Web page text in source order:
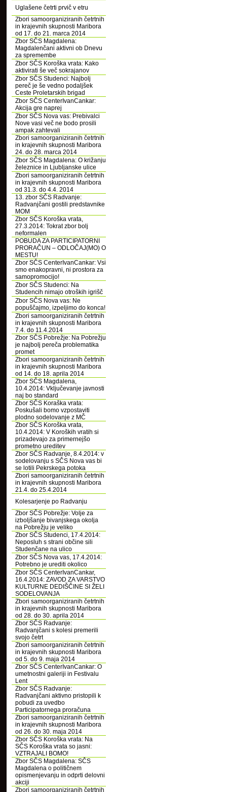
Uglašene četrti prvič v etru
Zbori samoorganiziranih četrtnih
in krajevnih skupnosti Maribora
od 17. do 21. marca 2014
Zbor SČS Magdalena:
Magdalenčani aktivni ob Dnevu
za spremembe
Zbor SČS Koroška vrata: Kako
aktivirati še več sokrajanov
Zbor SČS Studenci: Najbolj
pereč je še vedno podaljšek
Ceste Proletarskih brigad
Zbor SČS CenterIvanCankar:
Akcija gre naprej
Zbor SČS Nova vas: Prebivalci
Nove vasi več ne bodo prosili
ampak zahtevali
Zbori samoorganiziranih četrtnih
in krajevnih skupnosti Maribora
24. do 28. marca 2014
Zbor SČS Magdalena: O križanju
železnice in Ljubljanske ulice
Zbori samoorganiziranih četrtnih
in krajevnih skupnosti Maribora
od 31.3. do 4.4. 2014
13. zbor SČS Radvanje:
Radvanjčani gostili predstavnike
MOM
Zbor SČS Koroška vrata,
27.3.2014: Tokrat zbor bolj
neformalen
POBUDA ZA PARTICIPATORNI
PRORAČUN – ODLOČAJ(MO) O
MESTU!
Zbor SČS CenterIvanCankar: Vsi
smo enakopravni, ni prostora za
samopromocijo!
Zbor SČS Studenci: Na
Studencih nimajo otroških igrišč
Zbor SČS Nova vas: Ne
popuščajmo, izpeljimo do konca!
Zbori samoorganiziranih četrtnih
in krajevnih skupnosti Maribora
7.4. do 11.4.2014
Zbor SČS Pobrežje: Na Pobrežju
je najbolj pereča problematika
promet
Zbori samoorganiziranih četrtnih
in krajevnih skupnosti Maribora
od 14. do 18. aprila 2014
Zbor SČS Magdalena,
10.4.2014: Vključevanje javnosti
naj bo standard
Zbor SČS Koraška vrata:
Poskušali bomo vzpostaviti
plodno sodelovanje z MČ
Zbor SČS Koroška vrata,
10.4.2014: V Koroških vratih si
prizadevajo za primernejšo
prometno ureditev
Zbor SČS Radvanje, 8.4.2014: v
sodelovanju s SČS Nova vas bi
se lotili Pekrskega potoka
Zbori samoorganiziranih četrtnih
in krajevnih skupnosti Maribora
21.4. do 25.4.2014
Kolesarjenje po Radvanju
Zbor SČS Pobrežje: Volje za
izboljšanje bivanjskega okolja
na Pobrežju je veliko
Zbor SČS Studenci, 17.4.2014:
Neposluh s strani občine sili
Studenčane na ulico
Zbor SČS Nova vas, 17.4.2014:
Potrebno je urediti okolico
Zbor SČS CenterIvanCankar,
16.4.2014: ZAVOD ZA VARSTVO
KULTURNE DEDIŠČINE SI ŽELI
SODELOVANJA
Zbori samoorganiziranih četrtnih
in krajevnih skupnosti Maribora
od 28. do 30. aprila 2014
Zbor SČS Radvanje:
Radvanjčani s kolesi premerili
svojo četrt
Zbori samoorganiziranih četrtnih
in krajevnih skupnosti Maribora
od 5. do 9. maja 2014
Zbor SČS CenterIvanCankar: O
umetnostni galeriji in Festivalu
Lent
Zbor SČS Radvanje:
Radvanjčani aktivno pristopili k
pobudi za uvedbo
Participatornega proračuna
Zbori samoorganiziranih četrtnih
in krajevnih skupnosti Maribora
od 26. do 30. maja 2014
Zbor SČS Koroška vrata: Na
SČS Koroška vrata so jasni:
VZTRAJALI BOMO!
Zbor SČS Magdalena: SČS
Magdalena o političnem
opismenjevanju in odprti delovni
akciji
Zbori samoorganiziranih četrtnih